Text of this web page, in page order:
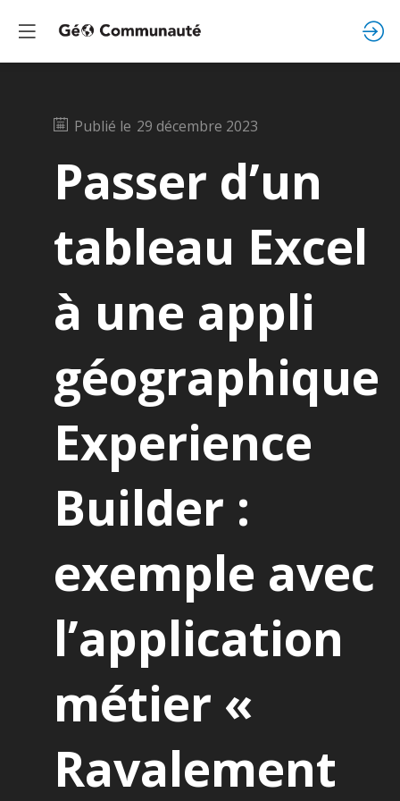
Publié le 29 décembre 2023
Passer d’un
tableau Excel
à une appli
géographique
Experience
Builder :
exemple avec
l’application
métier «
Ravalement